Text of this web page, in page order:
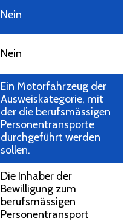
Nein
Nein
Ein Motorfahrzeug der
Ausweiskategorie, mit
der die berufsmässigen
Personentransporte
durchgeführt werden
sollen.
Die Inhaber der
Bewilligung zum
berufsmässigen
Personentransport